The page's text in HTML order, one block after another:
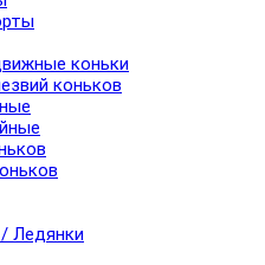
коньки
коньков
Ледянки